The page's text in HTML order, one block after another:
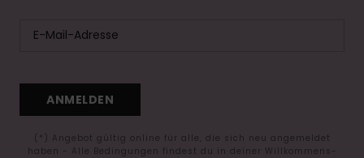
ANMELDEN
(*) Angebot gültig online für alle, die sich neu angemeldet
haben - Alle Bedingungen findest du in deiner Willkommens-